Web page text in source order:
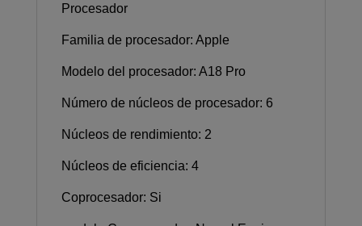
Procesador
Familia de procesador: Apple
Modelo del procesador: A18 Pro
Número de núcleos de procesador: 6
Núcleos de rendimiento: 2
Núcleos de eficiencia: 4
Coprocesador: Si